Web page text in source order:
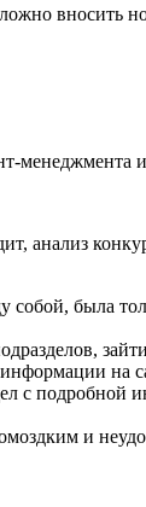
вносить
менеджмента
анализ
была
на
с подробной
и